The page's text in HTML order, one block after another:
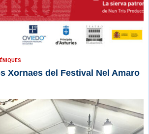
Xornaes del Festival Nel Amaro